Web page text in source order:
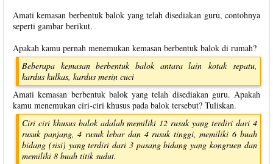
Amati kemasan berbentuk balok yang telah disediakan guru, contohnya
seperti gambar berikut.
Apakah kamu pernah menemukan kemasan berbentuk balok di rumah?
Beberapa kemasan berbentuk balok antara lain kotak sepatu,
kardus kulkas, kardus mesin cuci
Amati kemasan berbentuk balok yang telah disediakan guru. Apakah
kamu menemukan ciri-ciri khusus pada balok tersebut? Tuliskan.
Ciri ciri khusus balok adalah memiliki 12 rusuk yang terdiri dari 4
rusuk panjang, 4 rusuk lebar dan 4 rusuk tinggi, memiliki 6 buah
bidang (sisi) yang terdiri dari 3 pasang bidang yang kongruen dan
memiliki 8 buah titik sudut.